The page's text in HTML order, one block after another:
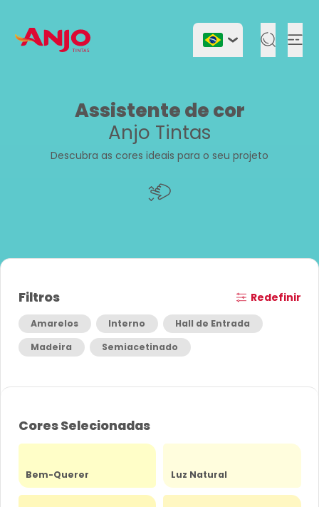
Assistente de cor
Anjo Tintas
Descubra as cores ideais para o seu projeto
Filtros Redefinir
Amarelos Interno
Hall de Entrada
Madeira
Semiacetinado
Cores Selecionadas
Bem-Querer Luz Natural